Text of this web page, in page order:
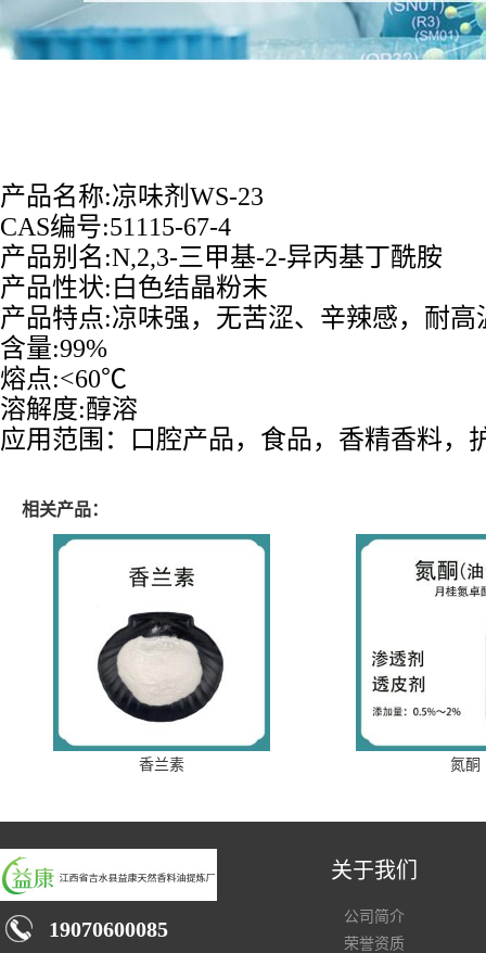
产品名称:凉味剂 WS-23
CAS编号:51115-67-4
产品别名:N,2,3-三甲基-2-异丙基丁酰胺
产品性状:白色结晶粉末
产品特点:凉味强，无苦涩、辛辣感，耐高
含量:99%
熔点:<60℃
溶解度:醇溶
应用范围：口腔产品，食品，香精香料
相关产品：
香兰素 氮酮
19070600085
关于我们
公司简介
荣誉资质